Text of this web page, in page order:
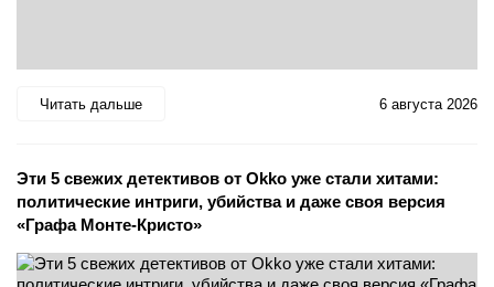
Читать дальше 6 августа 2026
Эти 5 свежих детективов от Okko уже стали хитами:
политические интриги, убийства и даже своя версия
«Графа Монте-Кристо»